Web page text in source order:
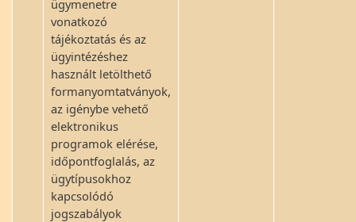
ügymenetre
vonatkozó
tájékoztatás és az
ügyintézéshez
használt letölthető
formanyomtatványok,
az igénybe vehető
elektronikus
programok elérése,
időpontfoglalás, az
ügytípusokhoz
kapcsolódó
jogszabályok